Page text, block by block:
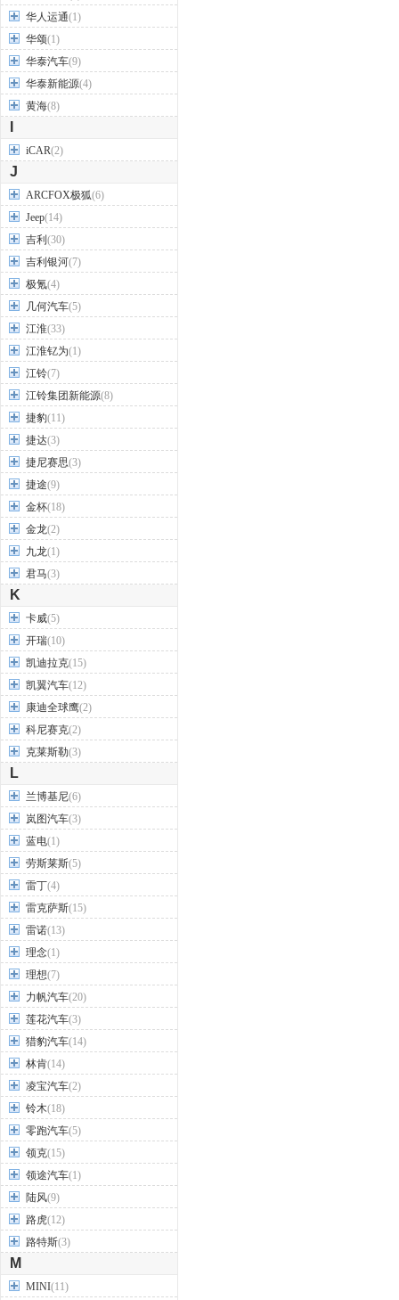
华人运通(1)
华颂(1)
华泰汽车(9)
华泰新能源(4)
黄海(8)
iCAR(2)
J
ARCFOX极狐(6)
Jeep(14)
吉利 (30)
吉利银河(7)
极氪(4)
几何汽车(5)
江淮(33)
江淮钇为(1)
江铃(7)
江铃集团新能源(8)
捷豹(11)
捷达(3)
捷尼赛思(3)
捷途(9)
金杯(18)
金龙(2)
九龙(1)
君马(3)
K
卡威(5)
开瑞(10)
凯迪拉克(15)
凯翼汽车(12)
康迪全球鹰(2)
科尼赛克(2)
克莱斯勒(3)
L
兰博基尼(6)
岚图汽车(3)
蓝电(1)
劳斯莱斯(5)
雷丁(4)
雷克萨斯(15)
雷诺(13)
理念(1)
理想(7)
力帆汽车(20)
莲花汽车(3)
猎豹汽车(14)
林肯(14)
凌宝汽车(2)
铃木(18)
零跑汽车(5)
领克(15)
领途汽车(1)
陆风(9)
路虎(12)
路特斯(3)
M
MINI(11)